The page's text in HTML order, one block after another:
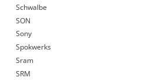
Schwalbe
SON
Sony
Spokwerks
Sram
SRM